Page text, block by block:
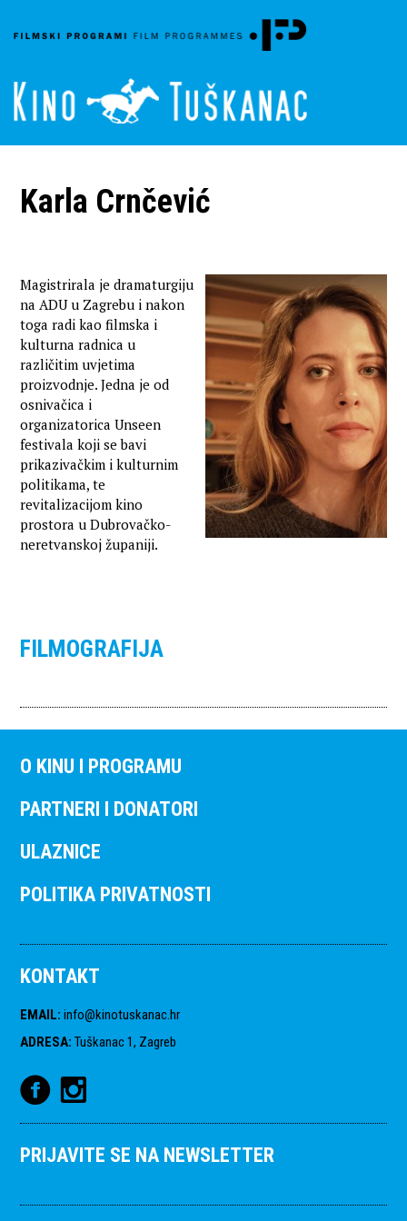
Karla Crnčević
Magistrirala je dramaturgiju
na ADU u Zagrebu i nakon
toga radi kao filmska i
kulturna radnica u
različitim uvjetima
proizvodnje. Jedna je od
osnivačica i
organizatorica Unseen
festivala koji se bavi
prikazivačkim i kulturnim
politikama, te
revitalizacijom kino
prostora u Dubrovačko-
neretvanskoj županiji.
FILMOGRAFIJA
O KINU I PROGRAMU
PARTNERI I DONATORI
ULAZNICE
POLITIKA PRIVATNOSTI
KONTAKT
EMAIL: info@kinotuskanac.hr
ADRESA: Tuškanac 1, Zagreb
PRIJAVITE SE NA NEWSLETTER